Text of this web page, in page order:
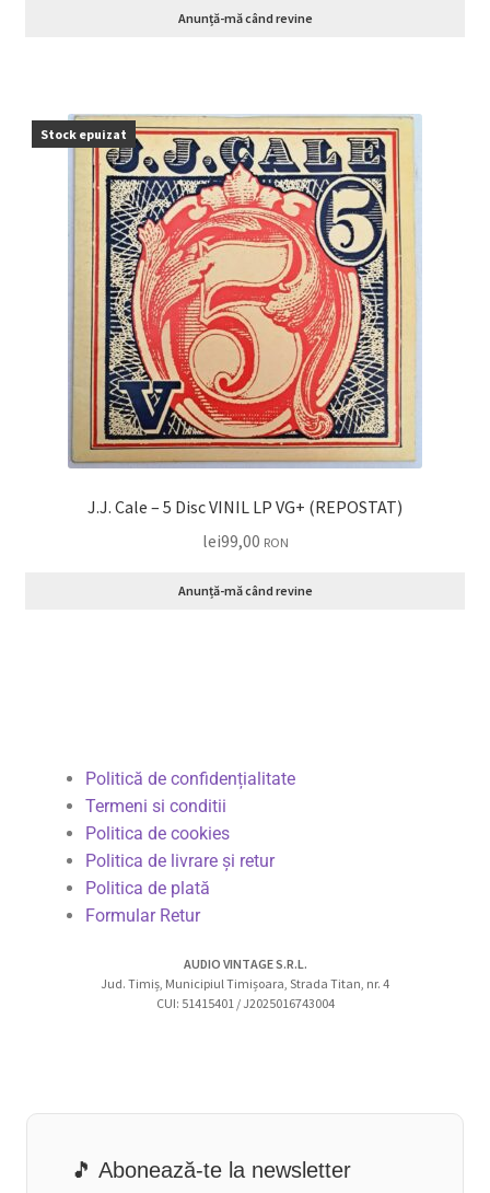
Anunță-mă când revine
Stock epuizat
J.J. Cale – 5 Disc VINIL LP VG+ (REPOSTAT)
lei99,00 RON
Anunță-mă când revine
Politică de confidențialitate
Termeni si conditii
Politica de cookies
Politica de livrare și retur
Politica de plată
Formular Retur
AUDIO VINTAGE S.R.L.
Jud. Timiș, Municipiul Timișoara, Strada Titan, nr. 4
CUI: 51415401 / J2025016743004
🎵 Abonează-te la newsletter